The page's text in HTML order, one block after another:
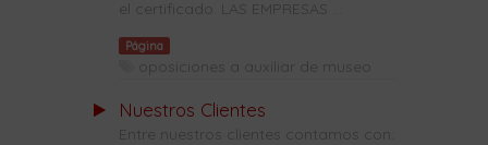
el certificado. LAS EMPRESAS ...
Página
oposiciones a auxiliar de museo
Nuestros Clientes
Entre nuestros clientes contamos con: